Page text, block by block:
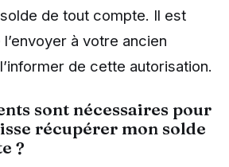
de tout compte. Il est
à votre ancien
de cette autorisation.
sont nécessaires pour
récupérer mon solde
?